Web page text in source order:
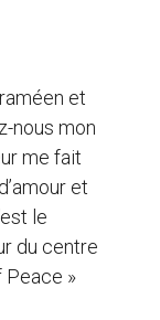
et
nous mon
me fait
et
le
du centre
Peace »